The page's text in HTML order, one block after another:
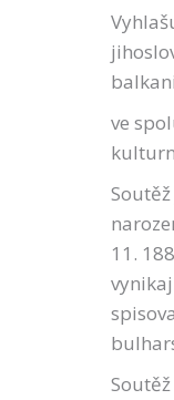
ve
11.